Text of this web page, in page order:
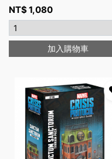
NT$1,080
加入購物車